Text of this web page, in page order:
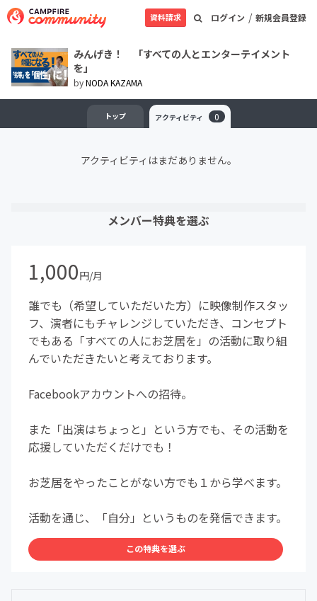
ログイン / 新規会員登録
資料請求
みんげき！ 「すべての人とエンターテイメント
を」
byNODA KAZAMA
トップ アクティビティ 0
アクティビティはまだありません。
メンバー特典を選ぶ
1,000円/月
誰でも（希望していただいた方）に映像制作スタッ
フ、演者にもチャレンジしていただき、コンセプト
でもある「すべての人にお芝居を」の活動に取り組
んでいただきたいと考えております。
Facebookアカウントへの招待。
また「出演はちょっと」という方でも、その活動を
応援していただくだけでも！
お芝居をやったことがない方でも１から学べます。
活動を通じ、「自分」というものを発信できます。
この特典を選ぶ